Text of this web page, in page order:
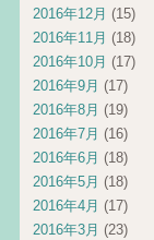
2016年12月 (15)
2016年11月 (18)
2016年10月 (17)
2016年9月 (17)
2016年8月 (19)
2016年7月 (16)
2016年6月 (18)
2016年5月 (18)
2016年4月 (17)
2016年3月 (23)